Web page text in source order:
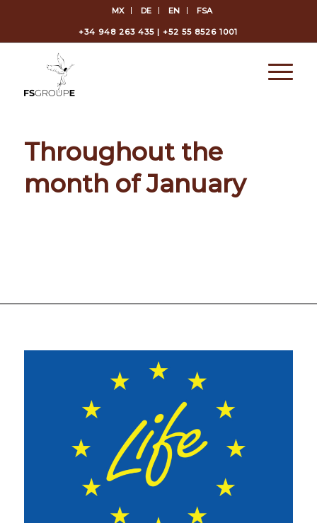
MX DE EN FSA
+34 948 263 435 | +52 55 8526 1001
Throughout the
month of January